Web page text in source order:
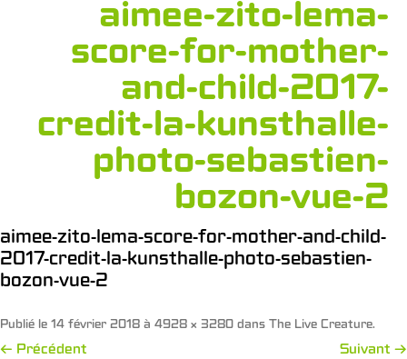
aimee-zito-lema-
score-for-mother-
and-child-2017-
credit-la-kunsthalle-
photo-sebastien-
bozon-vue-2
aimee-zito-lema-score-for-mother-and-child-
2017-credit-la-kunsthalle-photo-sebastien-
bozon-vue-2
Publié le 14 février 2018 à 4928 × 3280 dans The Live Creature.
← Précédent Suivant →